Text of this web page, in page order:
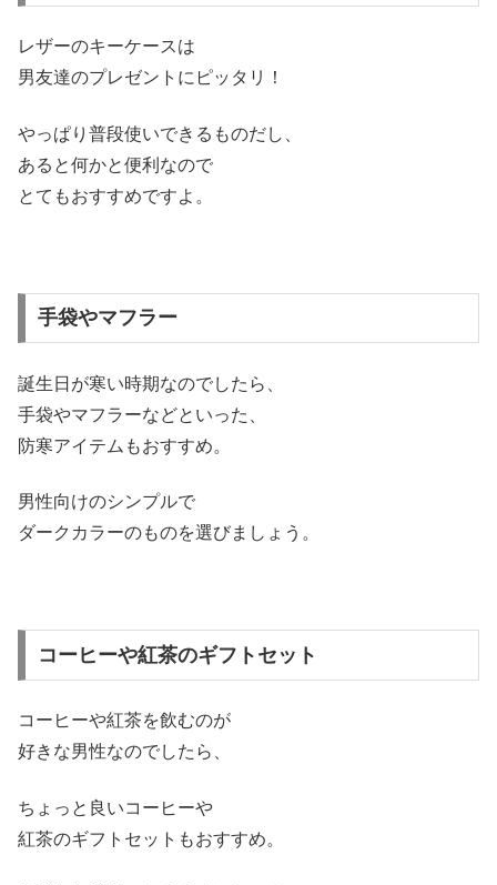
レザーのキーケースは
男友達のプレゼントにピッタリ！
やっぱり普段使いできるものだし、
あると何かと便利なので
とてもおすすめですよ。
手袋やマフラー
誕生日が寒い時期なのでしたら、
手袋やマフラーなどといった、
防寒アイテムもおすすめ。
男性向けのシンプルで
ダークカラーのものを選びましょう。
コーヒーや紅茶のギフトセット
コーヒーや紅茶を飲むのが
好きな男性なのでしたら、
ちょっと良いコーヒーや
紅茶のギフトセットもおすすめ。